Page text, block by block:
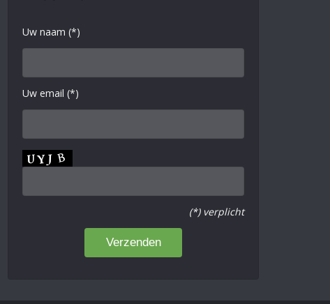
Uw naam (*)
Uw email (*)
(*) verplicht